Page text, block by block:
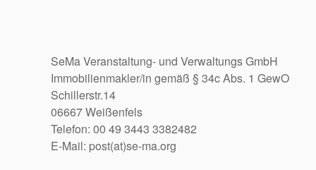
SeMa Veranstaltung- und Verwaltungs GmbH
Immobilienmakler/in gemäß § 34c Abs. 1 GewO
Schillerstr.14
06667 Weißenfels
Telefon: 00 49 3443 3382482
E-Mail: post(at)se-ma.org